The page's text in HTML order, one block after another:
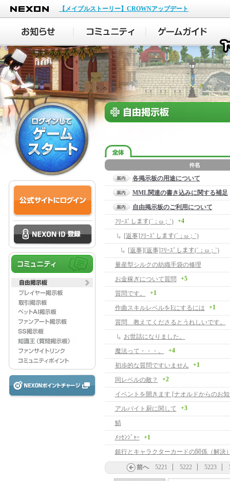
NEXON
【メイプルストーリー】CROWNアップデート
各掲示板の用途について
MML関連の書き込みに関する補足
自由掲示板のご利用について
ﾌﾘｰｽﾞします(´；ω；`)
+4
[返事]ﾌﾘｰｽﾞします(´；ω；`)
[返事][返事]ﾌﾘｰｽﾞします(´；ω；`)
量産型シルクの紡織手袋の修理
お金稼ぎについて質問
+5
質問です。 +1
作曲スキルレベルをEにするには +1
質問 教えてくださるとうれしいです。
お世話になりました。
魔法って・・・。
+4
初歩的な質問ですいません +1
同レベルの敵？ +2
イベントを開きます [ナオルドからのお
アルバイト厨に関して
+3
鯖
ﾒｯｾﾝｼﾞｬｰ
+1
銀行とキャラクターカードの関係（解決
前へ 5221 5222 5223